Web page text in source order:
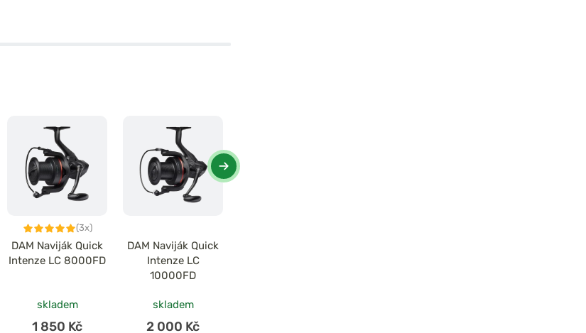
(3x)
DAM Naviják Quick
Intenze LC 8000FD
skladem
1 850 Kč
DAM Naviják Quick
Intenze LC
10000FD
skladem
2 000 Kč